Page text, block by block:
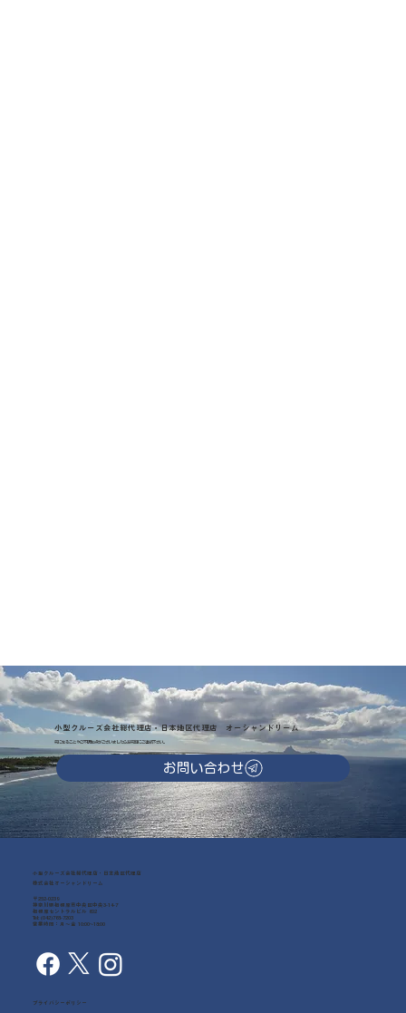
小型クルーズ会社総代理店・日本地区代理店 オーシャンドリーム
気になることやご不明な点がございましたらお気軽にご連絡下さい。
お問い合わせ
小型クルーズ会社総代理店・日本地区代理店
株式会社オーシャンドリーム
〒252-0239
神奈川県相模原市中央区中央3-14-7
相模原セントラルビル 602
Tel: (042)768-7203
営業時間：月～金 10:00~18:00
プライバシーポリシー